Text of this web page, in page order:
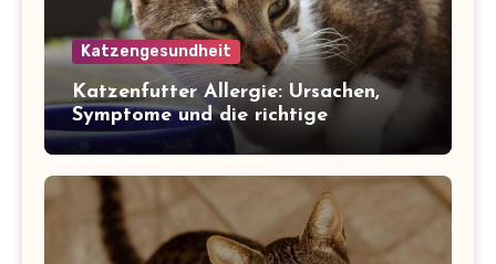
Katzengesundheit
Katzenfutter Allergie: Ursachen,
Symptome und die richtige
Ernährung